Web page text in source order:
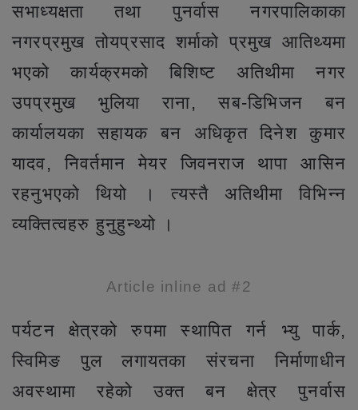
सभाध्यक्षता तथा पुनर्वास नगरपालिकाका
नगरप्रमुख तोयप्रसाद शर्माको प्रमुख आतिथ्यमा
भएको कार्यक्रमको बिशिष्ट अतिथीमा नगर
उपप्रमुख भुलिया राना, सब-डिभिजन बन
कार्यालयका सहायक बन अधिकृत दिनेश कुमार
यादव, निवर्तमान मेयर जिवनराज थापा आसिन
रहनुभएको थियो । त्यस्तै अतिथीमा विभिन्न
व्यक्तित्वहरु हुनुहुन्थ्यो ।
Article inline ad #2
पर्यटन क्षेत्रको रुपमा स्थापित गर्न भ्यु पार्क,
स्विमिङ पुल लगायतका संरचना निर्माणाधीन
अवस्थामा रहेको उक्त बन क्षेत्र पुनर्वास